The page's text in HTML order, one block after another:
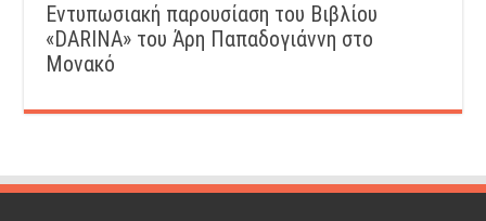
Εντυπωσιακή παρουσίαση του Βιβλίου
«DARINA» του Άρη Παπαδογιάννη στο
Μονακό